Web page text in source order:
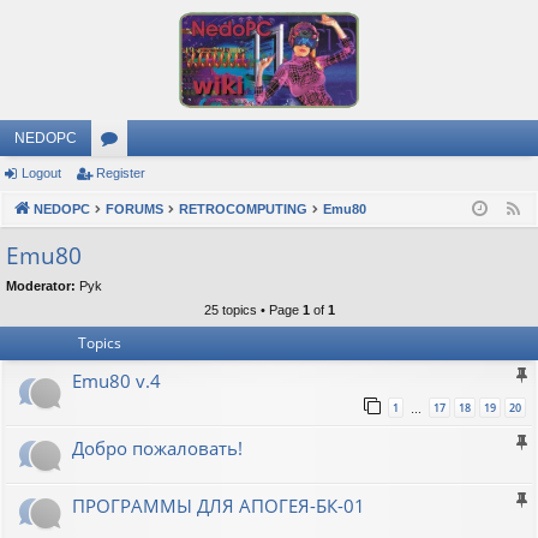
NEDOPC
or
u
Logout Register
NEDOPC FORUMS RETROCOMPUTING Emu80
Emu80
Moderator: Pyk
25 topics • Page 1 of 1
Topics
Emu80 v.4
1 … 17 18 19 20
Добро пожаловать!
ПРОГРАММЫ ДЛЯ АПОГЕЯ-БК-01